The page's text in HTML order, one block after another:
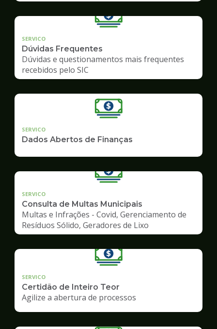
SERVICO
Dúvidas Frequentes
Dúvidas e questionamentos mais frequentes
recebidos pelo SIC
SERVICO
Dados Abertos de Finanças
SERVICO
Consulta de Multas Municipais
Multas e Infrações - Covid, Gerenciamento de
Resíduos Sólido, Geradores de Lixo
SERVICO
Certidão de Inteiro Teor
Agilize a abertura de processos